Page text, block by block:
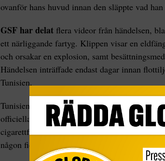
ovanför hans huvud innan den släppte vad
GSF har delat flera videor från händelsen,
ett närliggande fartyg. Klippen visar en
och orsakar en explosion, samt
Händelsen inträffade endast dagar innan
Tunisien.
Tunisiens nationalgarde har dock avvisat
officiella Facebooksida hävdar de att branden
cigarettfimp som antände en flytväst. De
någon fientlig handling eller extern måltavla”.